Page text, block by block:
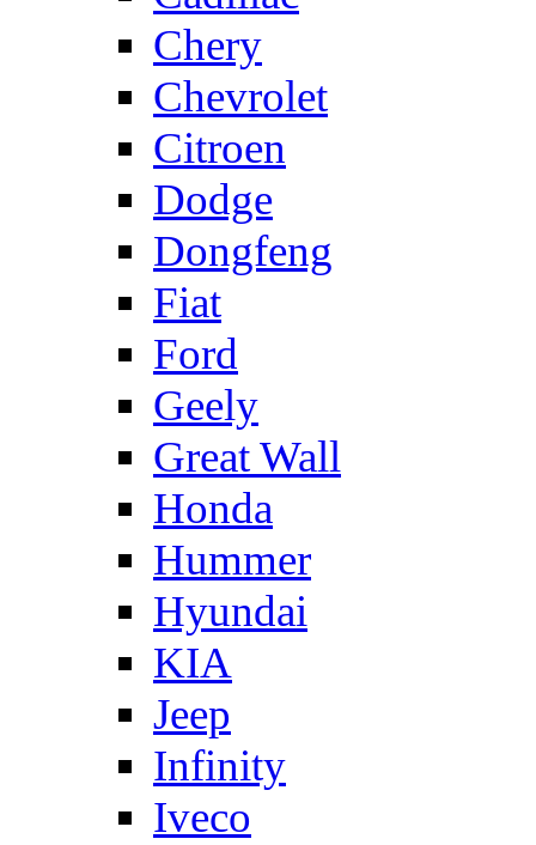
Chery
Chevrolet
Citroen
Dodge
Dongfeng
Fiat
Ford
Geely
Great Wall
Honda
Hummer
Hyundai
KIA
Jeep
Infinity
Iveco